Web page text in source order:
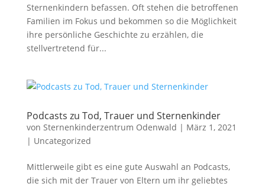
Sternenkindern befassen. Oft stehen die betroffenen
Familien im Fokus und bekommen so die Möglichkeit
ihre persönliche Geschichte zu erzählen, die
stellvertretend für...
Podcasts zu Tod, Trauer und Sternenkinder
von Sternenkinderzentrum Odenwald | März 1, 2021
| Uncategorized
Mittlerweile gibt es eine gute Auswahl an Podcasts,
die sich mit der Trauer von Eltern um ihr geliebtes